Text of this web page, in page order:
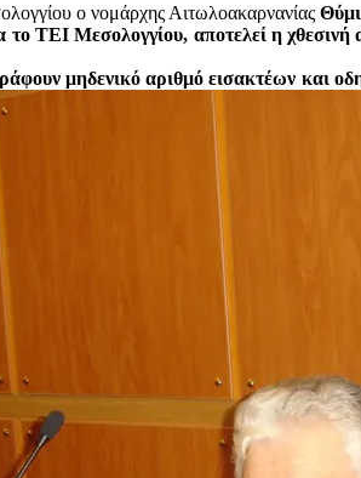
ο νομάρχης Αιτωλοακαρνανίας
το ΤΕΙ Μεσολογγίου, αποτελεί η
μηδενικό αριθμό εισακτέων και